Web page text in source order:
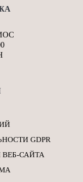
GDPR
САЙТА